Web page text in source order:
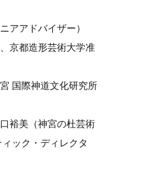
アアドバイザー）
京都造形芸術大学准
国際神道文化研究所
裕美（神宮の杜芸術
ック・ディレクタ